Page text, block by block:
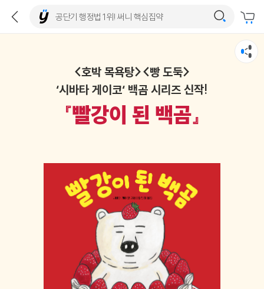
<호박 목욕탕><빵 도둑>
‘시바타 게이코‘ 백곰 시리즈 신작!
『빨강이 된 백곰』